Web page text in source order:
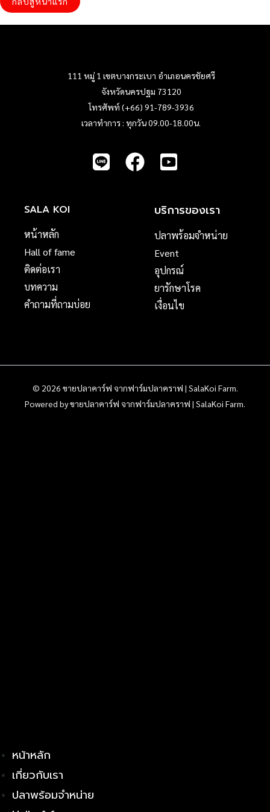
111 หมู่ 1 เขตบางกระเบา อำเภอนครชัยศรี
จังหวัดนครปฐม 73120
โทรศัพท์ (+66) 91-789-3936
เวลาทำการ : ทุกวัน 09.00-18.00น.
SALA KOI
หน้าหลัก
Hall of fame
ติดต่อเรา
บทความ
คำถามที่ถามบ่อย
บริการของเรา
ปลาพร้อมจำหน่าย
Event
อุปกรณ์
ยารักษาโรค
เงื่อนไข
© 2026 ขายปลาคาร์ฟ จากฟาร์มปลาคราฟ | SalaKoi Farm.
Powered by ขายปลาคาร์ฟ จากฟาร์มปลาคราฟ | SalaKoi Farm.
หน้าหลัก
เกี่ยวกับเรา
ปลาพร้อมจำหน่าย